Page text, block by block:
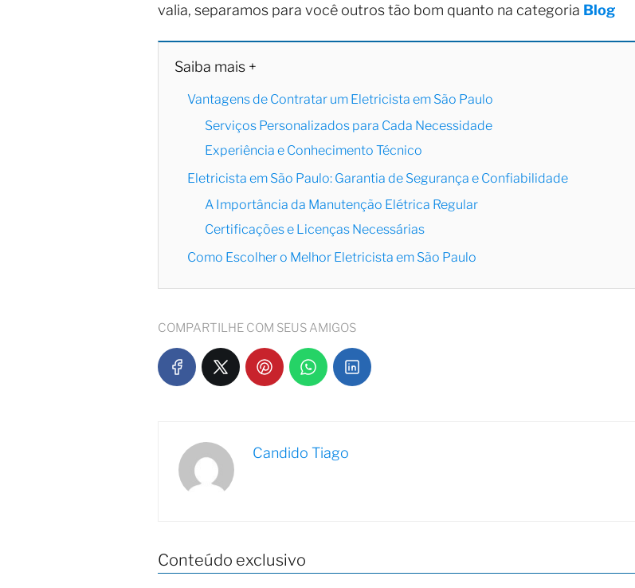
valia, separamos para você outros tão bom quanto na categoria Blog
Saiba mais +
Vantagens de Contratar um Eletricista em São Paulo
Serviços Personalizados para Cada Necessidade
Experiência e Conhecimento Técnico
Eletricista em São Paulo: Garantia de Segurança e Confiabilidade
A Importância da Manutenção Elétrica Regular
Certificações e Licenças Necessárias
Como Escolher o Melhor Eletricista em São Paulo
COMPARTILHE COM SEUS AMIGOS
Candido Tiago
Conteúdo exclusivo